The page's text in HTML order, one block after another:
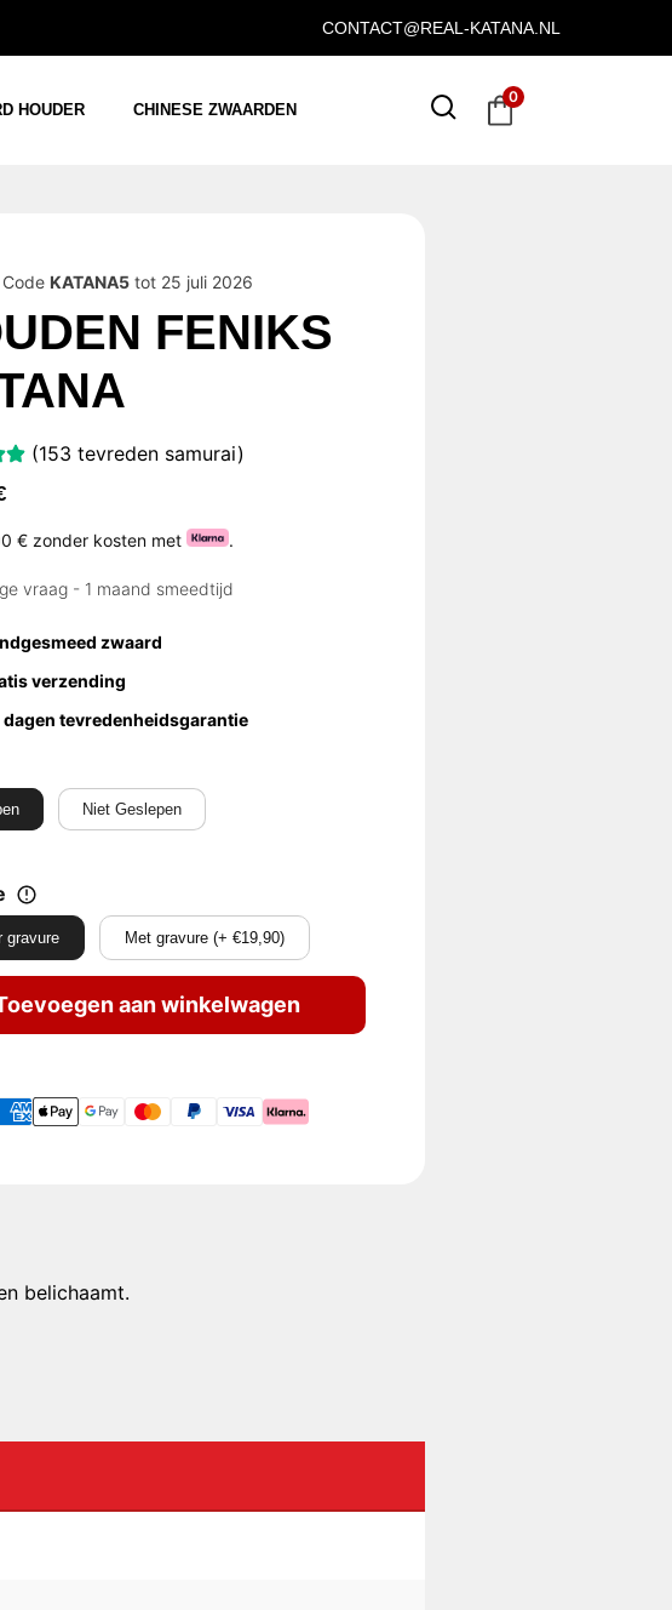
CONTACT@REAL-KATANA.NL
HOUDER CHINESE ZWAARDEN
0
Code KATANA5tot 25 juli 2026
FENIKS
(153 tevreden samurai)
€ zonder kosten met .
vraag - 1 maand smeedtijd
zwaard
verzending
dagen tevredenheidsgarantie
Niet Geslepen
gravure Met gravure (+ €19,90)
aan winkelwagen
belichaamt.